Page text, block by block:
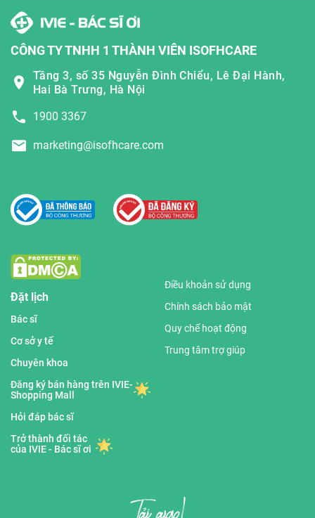
CÔNG TY TNHH 1 THÀNH VIÊN ISOFHCARE
Tầng 3, số 35 Nguyễn Đình Chiểu, Lê Đại Hành,
Hai Bà Trưng, Hà Nội
1900 3367
marketing@isofhcare.com
Đặt lịch
Bác sĩ
Cơ sở y tế
Chuyên khoa
Đăng ký bán hàng trên IVIE-
Shopping Mall
Hỏi đáp bác sĩ
Trở thành đối tác
của IVIE - Bác sĩ ơi
Điều khoản sử dụng
Chính sách bảo mật
Quy chế hoạt động
Trung tâm trợ giúp